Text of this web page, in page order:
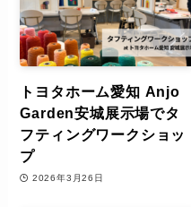
トヨタホーム愛知 Anjo
Garden安城展示場でタ
フティングワークショッ
プ
2026年3月26日